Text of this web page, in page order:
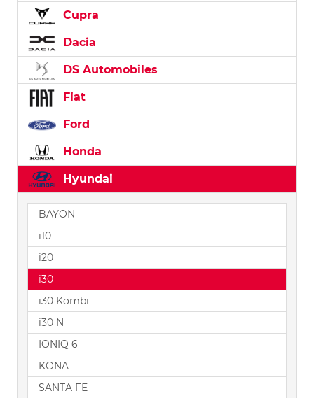
Cupra
Dacia
DS Automobiles
Fiat
Ford
Honda
Hyundai
BAYON
i10
i20
i30
i30 Kombi
i30 N
IONIQ 6
KONA
SANTA FE